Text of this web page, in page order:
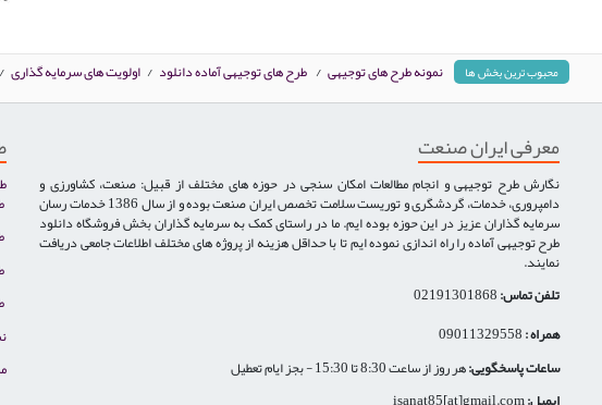
محبوب ترین بخش ها نمونه طرح های توجیهی / طرح های توجیهی آماده دانلود / اولویت های سرمایه گذاری /
معرفی ایران صنعت
نگارش طرح توجیهی و انجام مطالعات امکان سنجی در حوزه های مختلف از قبیل: صنعت، کشاورزی و
دامپروری، خدمات، گردشگری و توریست سلامت تخصص ایران صنعت بوده و از سال 1386 خدمات رسان
سرمایه گذاران عزیز در این حوزه بوده ایم. ما در راستای کمک به سرمایه گذاران بخش فروشگاه دانلود
طرح توجیهی آماده را راه اندازی نموده ایم تا با حداقل هزینه از پروژه های مختلف اطلاعات جامعی دریافت
نمایند.
تلفن تماس:
همراه :
ساعات پاسخگویی:هر روز از ساعت 8:30 تا 15:30 - بجز ایام تعطیل